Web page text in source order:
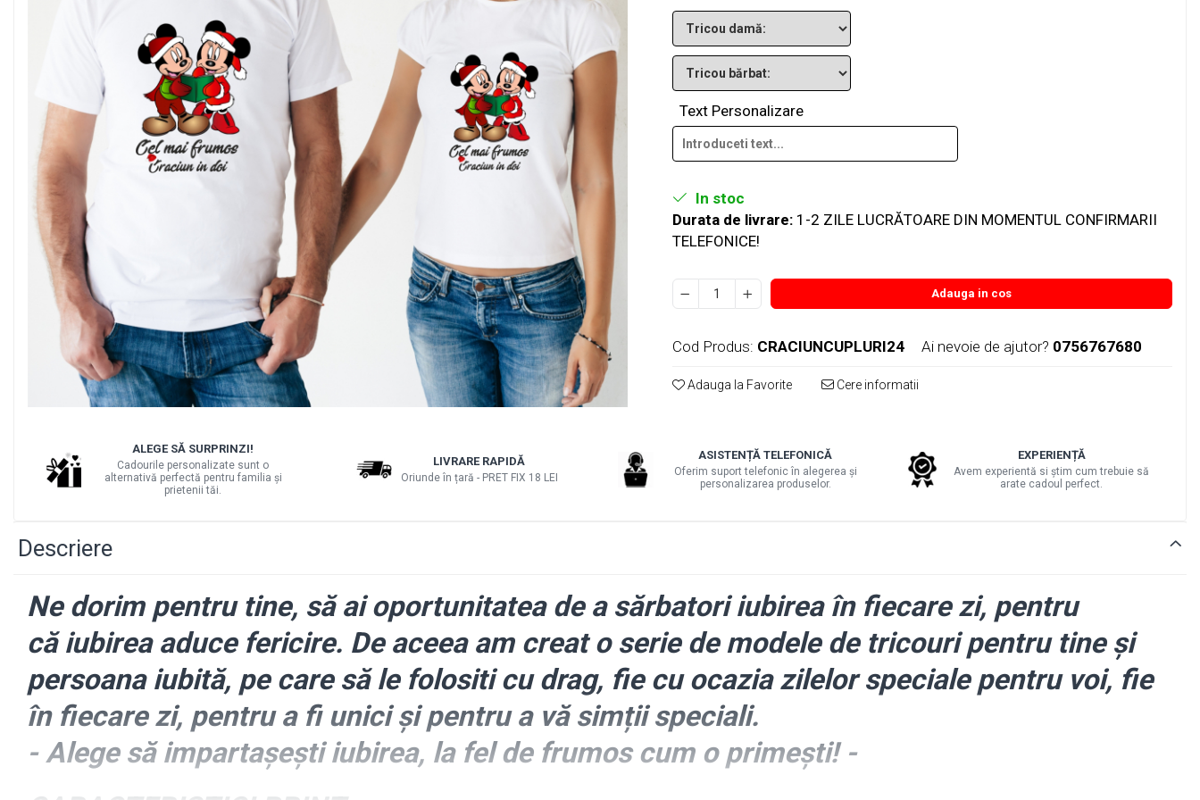
TRICOURI PENTRU FAMILIE
TRICOURI ANIVERSARE
TRICOURI PARINTI + COPIL
BODY/ TRICOU COPII
TRICOURI BUNICI
TRICOURI MOSICI
TRICOURI NASI
TRICOURI FAMILIE CRACIUN
TRICOURI FAMILIE PERSONALIZATE
TRICOURI PENTRU PAȘTE
SET 3 PIESE
BODY/TRICOU
SET 4 PIESE
SET MAMA-COPIL
TRICOURI VIITORI PARINTI CRACIUN
STICKERE DECORATIVE CU CITATE
STICKERE PRIZE/INTRERUPATOARE
BODY/TRICOURI PERSONALIZATE
Text Personalizare
In stoc
Durata de livrare:1-2 ZILE LUCRĂTOARE DIN MOMENTUL CONFIRMARII
TELEFONICE!
Adauga in cos
Cod Produs: CRACIUNCUPLURI24 Ai nevoie de ajutor? 0756767680
Adauga la Favorite Cere informatii
ALEGE SĂ SURPRINZI!
Cadourile personalizate sunt o
alternativă perfectă pentru familia și
prietenii tăi.
LIVRARE RAPIDĂ
Oriunde în țară - PRET FIX 18 LEI
ASISTENȚĂ TELEFONICĂ
Oferim suport telefonic în alegerea și
personalizarea produselor.
EXPERIENȚĂ
Avem experientă si știm cum trebuie să
arate cadoul perfect.
Descriere
Ne dorim pentru tine, să ai oportunitatea de a sărbatori iubirea în fiecare zi, pentru
că iubirea aduce fericire. De aceea am creat o serie de modele de tricouri pentru tine și
persoana iubită, pe care să le folositi cu drag, fie cu ocazia zilelor speciale pentru voi, fie
în fiecare zi, pentru a fi unici și pentru a vă simții speciali.
- Alege să impartașești iubirea, la fel de frumos cum o primești! -